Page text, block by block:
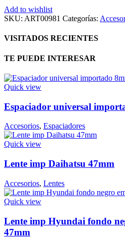
Add to wishlist
SKU: ART00981 Categorías:
VISITADOS RECIENTES
TE PUEDE INTERESAR
Quick view
Espaciador universal
Accesorios, Espaciadores
Quick view
Lente imp Daihatsu 47mm
Accesorios, Lentes
Quick view
Lente imp Hyundai fondo
47mm